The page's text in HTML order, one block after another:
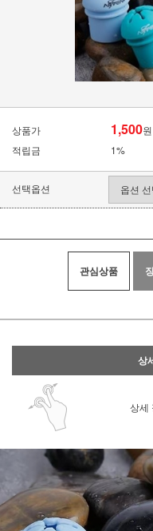
상품가 1,500원
적립금
1%
선택옵션
관심상품
상
상세